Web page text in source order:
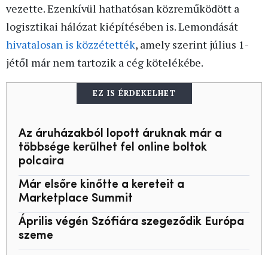
vezette. Ezenkívül hathatósan közreműködött a
logisztikai hálózat kiépítésében is. Lemondását
hivatalosan is közzétették, amely szerint július 1-
jétől már nem tartozik a cég kötelékébe.
EZ IS ÉRDEKELHET
Az áruházakból lopott áruknak már a
többsége kerülhet fel online boltok
polcaira
Már elsőre kinőtte a kereteit a
Marketplace Summit
Április végén Szófiára szegeződik Európa
szeme